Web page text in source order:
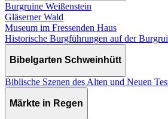
Burgruine Weißenstein
Gläserner Wald
Museum im Fressenden Haus
Historische Burgführungen auf der
Bibelgarten Schweinhütt
Biblische Szenen des Alten und Neuen
Märkte in Regen